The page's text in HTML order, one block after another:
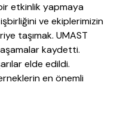
etkinlik yapmaya
ve ekiplerimizin
taşımak. UMAST
kaydetti.
elde edildi.
en önemli